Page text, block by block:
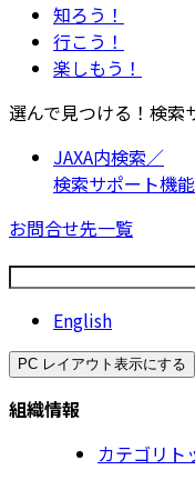
知ろう！
行こう！
楽しもう！
選んで見つける！検索
JAXA内検索／
検索サポート機
お問合せ先一覧
English
PC レイアウト表示にする
組織情報
カテゴリト